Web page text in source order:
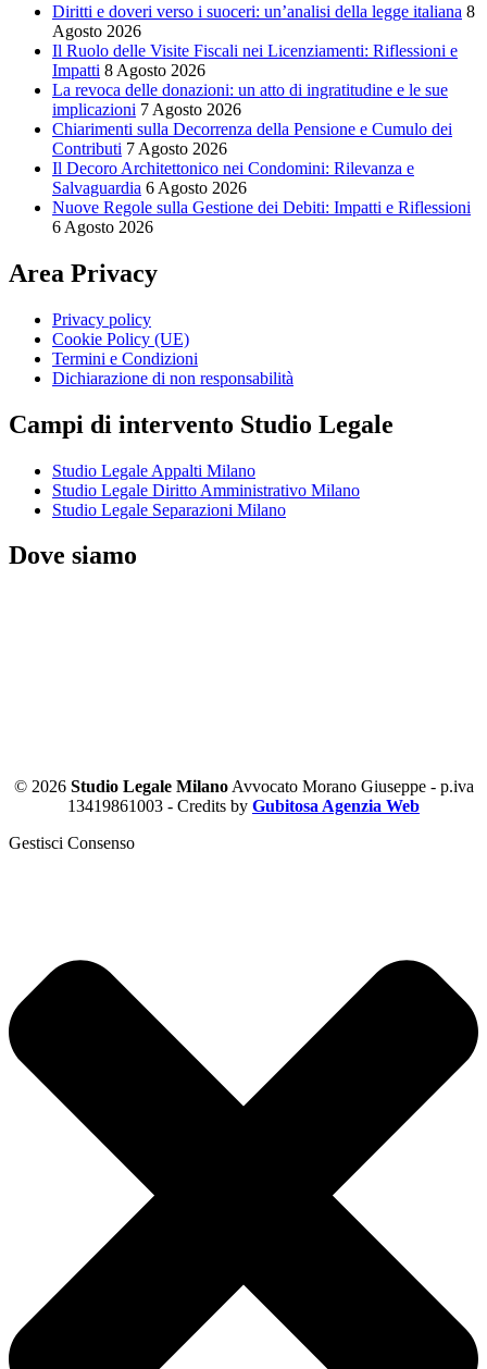
Diritti e doveri verso i suoceri: un’analisi della legge italiana 8
Agosto 2026
Il Ruolo delle Visite Fiscali nei Licenziamenti: Riflessioni e
Impatti 8 Agosto 2026
La revoca delle donazioni: un atto di ingratitudine e le sue
implicazioni 7 Agosto 2026
Chiarimenti sulla Decorrenza della Pensione e Cumulo dei
Contributi 7 Agosto 2026
Il Decoro Architettonico nei Condomini: Rilevanza e
Salvaguardia 6 Agosto 2026
Nuove Regole sulla Gestione dei Debiti: Impatti e Riflessioni
6 Agosto 2026
Area Privacy
Privacy policy
Cookie Policy (UE)
Termini e Condizioni
Dichiarazione di non responsabilità
Campi di intervento Studio Legale
Studio Legale Appalti Milano
Studio Legale Diritto Amministrativo Milano
Studio Legale Separazioni Milano
Dove siamo
© 2026 Studio Legale MilanoAvvocato Morano Giuseppe - p.iva
13419861003 - Credits by Gubitosa Agenzia Web
Gestisci Consenso